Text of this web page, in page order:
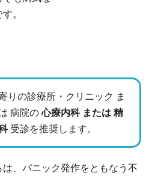
。
りの診療所・クリニック ま
病院の心療内科 または 精
受診を推奨します。
、パニック発作をともなう不